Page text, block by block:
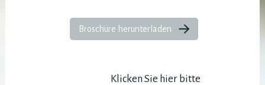
Broschüre herunterladen
Klicken Sie hier bitte